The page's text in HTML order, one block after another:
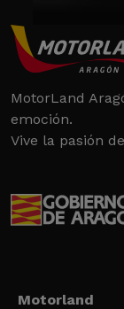
MotorLand
emoción.
Vive la pasión
Motorland